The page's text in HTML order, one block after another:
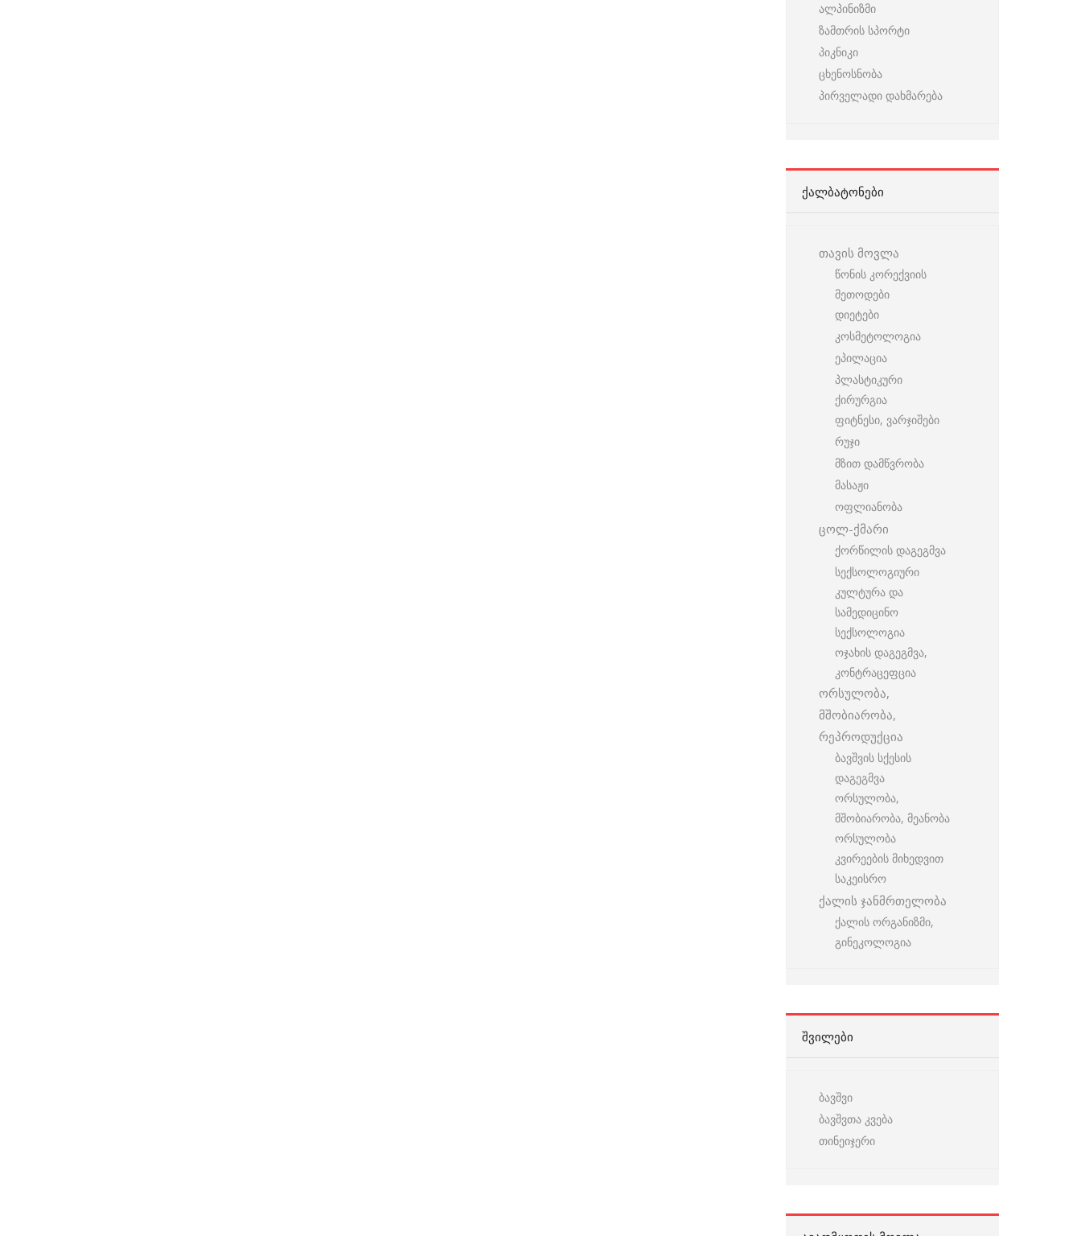
ალპინიზმი
ზამთრის სპორტი
პიკნიკი
ცხენოსნობა
პირველადი დახმარება
ᲥᲐᲚᲑᲐᲢᲝᲜᲔᲑᲘ
თავის მოვლა
წონის კორექვიის
მეთოდები
დიეტები
კოსმეტოლოგია
ეპილაცია
პლასტიკური
ქირურგია
ფიტნესი, ვარჯიშები
რუჯი
მზით დამწვრობა
მასაჟი
ოფლიანობა
ცოლ-ქმარი
ქორწილის დაგეგმვა
სექსოლოგიური
კულტურა და
სამედიცინო
სექსოლოგია
ოჯახის დაგეგმვა,
კონტრაცეფცია
ორსულობა,
მშობიარობა,
რეპროდუქცია
ბავშვის სქესის
დაგეგმვა
ორსულობა,
მშობიარობა, მეანობა
ორსულობა
კვირეების მიხედვით
საკეისრო
ქალის ჯანმრთელობა
ქალის ორგანიზმი,
გინეკოლოგია
ᲨᲕᲘᲚᲔᲑᲘ
ბავშვი
ბავშვთა კვება
თინეიჯერი